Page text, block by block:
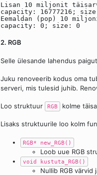
Lisan 10 miljonit
capacity: 16777216;
Eemaldan (pop) 10
capacity: 0; size: 0
2. RGB
Selle ülesande lahendus
Juku renoveerib kodus oma
serveri, mis tulesid juhib.
Loo struktuur RGB kolme
Lisaks struktuurile loo kolm
RGB* new_RGB()
Loob uue RGB
void kustuta_RGB()
Nullib RGB värvid